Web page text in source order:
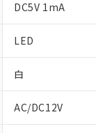
DC5V 1mA
LED
白
AC/DC12V